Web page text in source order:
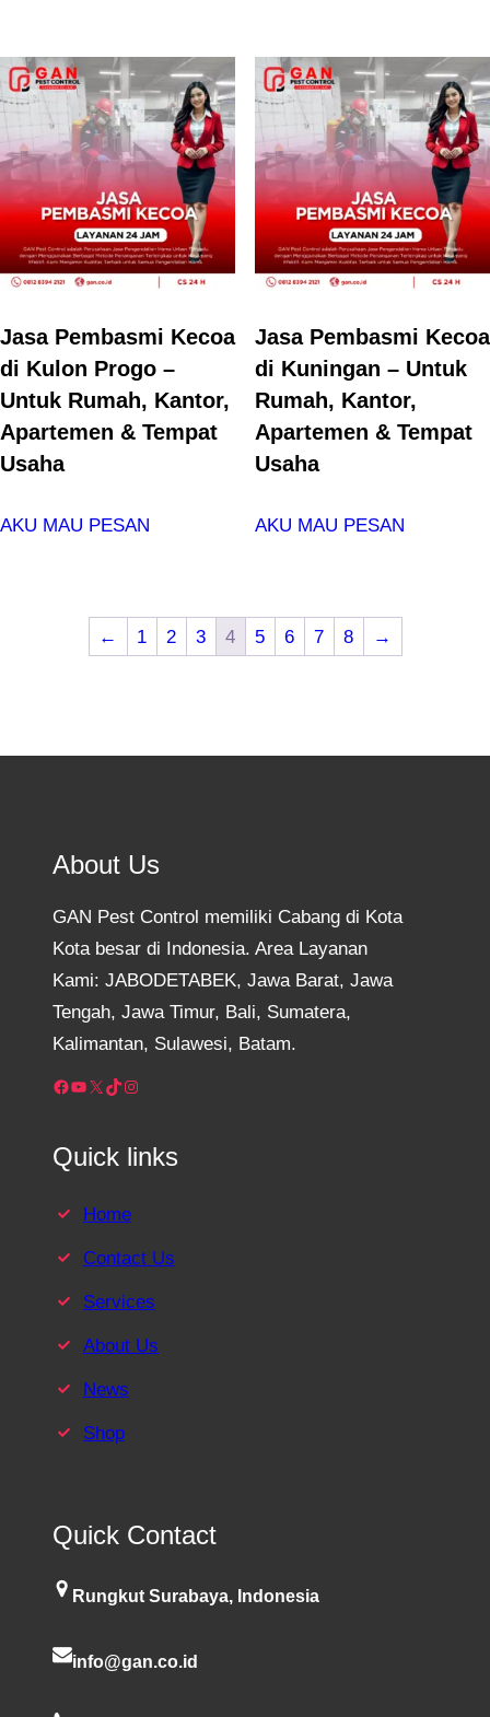
Jasa Pembasmi Kecoa
di Kulon Progo –
Untuk Rumah, Kantor,
Apartemen & Tempat
Usaha
AKU MAU PESAN
Jasa Pembasmi Kecoa
di Kuningan – Untuk
Rumah, Kantor,
Apartemen & Tempat
Usaha
AKU MAU PESAN
← 1 2 3 4 5 6 7 8 →
About Us
GAN Pest Control memiliki Cabang di Kota
Kota besar di Indonesia. Area Layanan
Kami: JABODETABEK, Jawa Barat, Jawa
Tengah, Jawa Timur, Bali, Sumatera,
Kalimantan, Sulawesi, Batam.
Facebook YouTube X TikTok Instagram
Quick links
Home
Contact Us
Services
About Us
News
Shop
Quick Contact
Rungkut Surabaya, Indonesia
info@gan.co.id